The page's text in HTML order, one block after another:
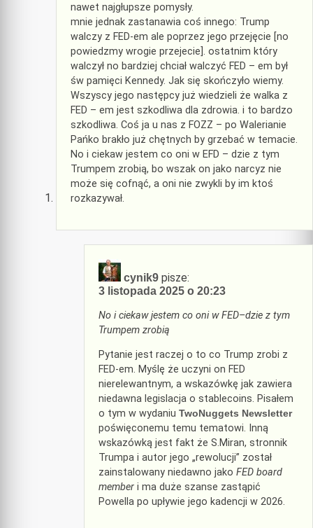
nawet najgłupsze pomysły.
mnie jednak zastanawia coś innego: Trump
walczy z FED-em ale poprzez jego przejęcie [no
powiedzmy wrogie przejecie]. ostatnim który
walczył no bardziej chciał walczyć FED – em był
św pamięci Kennedy. Jak się skończyło wiemy.
Wszyscy jego następcy już wiedzieli że walka z
FED – em jest szkodliwa dla zdrowia. i to bardzo
szkodliwa. Coś ja u nas z FOZZ – po Walerianie
Pańko brakło już chętnych by grzebać w temacie.
No i ciekaw jestem co oni w EFD – dzie z tym
Trumpem zrobią, bo wszak on jako narcyz nie
może się cofnąć, a oni nie zwykli by im ktoś
rozkazywał.
cynik9 pisze:
3 listopada 2025 o 20:23
No i ciekaw jestem co oni w FED–dzie z tym
Trumpem zrobią
Pytanie jest raczej o to co Trump zrobi z
FED-em. Myślę że uczyni on FED
nierelewantnym, a wskazówkę jak zawiera
niedawna legislacja o stablecoins. Pisałem
o tym w wydaniu TwoNuggets Newsletter
poświęconemu temu tematowi. Inną
wskazówką jest fakt że S.Miran, stronnik
Trumpa i autor jego „rewolucji” został
zainstalowany niedawno jako FED board
member i ma duże szanse zastąpić
Powella po upływie jego kadencji w 2026.